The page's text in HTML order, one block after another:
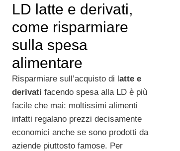
LD latte e derivati,
come risparmiare
sulla spesa
alimentare
Risparmiare sull’acquisto di latte e
derivati facendo spesa alla LD è più
facile che mai: moltissimi alimenti
infatti regalano prezzi decisamente
economici anche se sono prodotti da
aziende piuttosto famose. Per